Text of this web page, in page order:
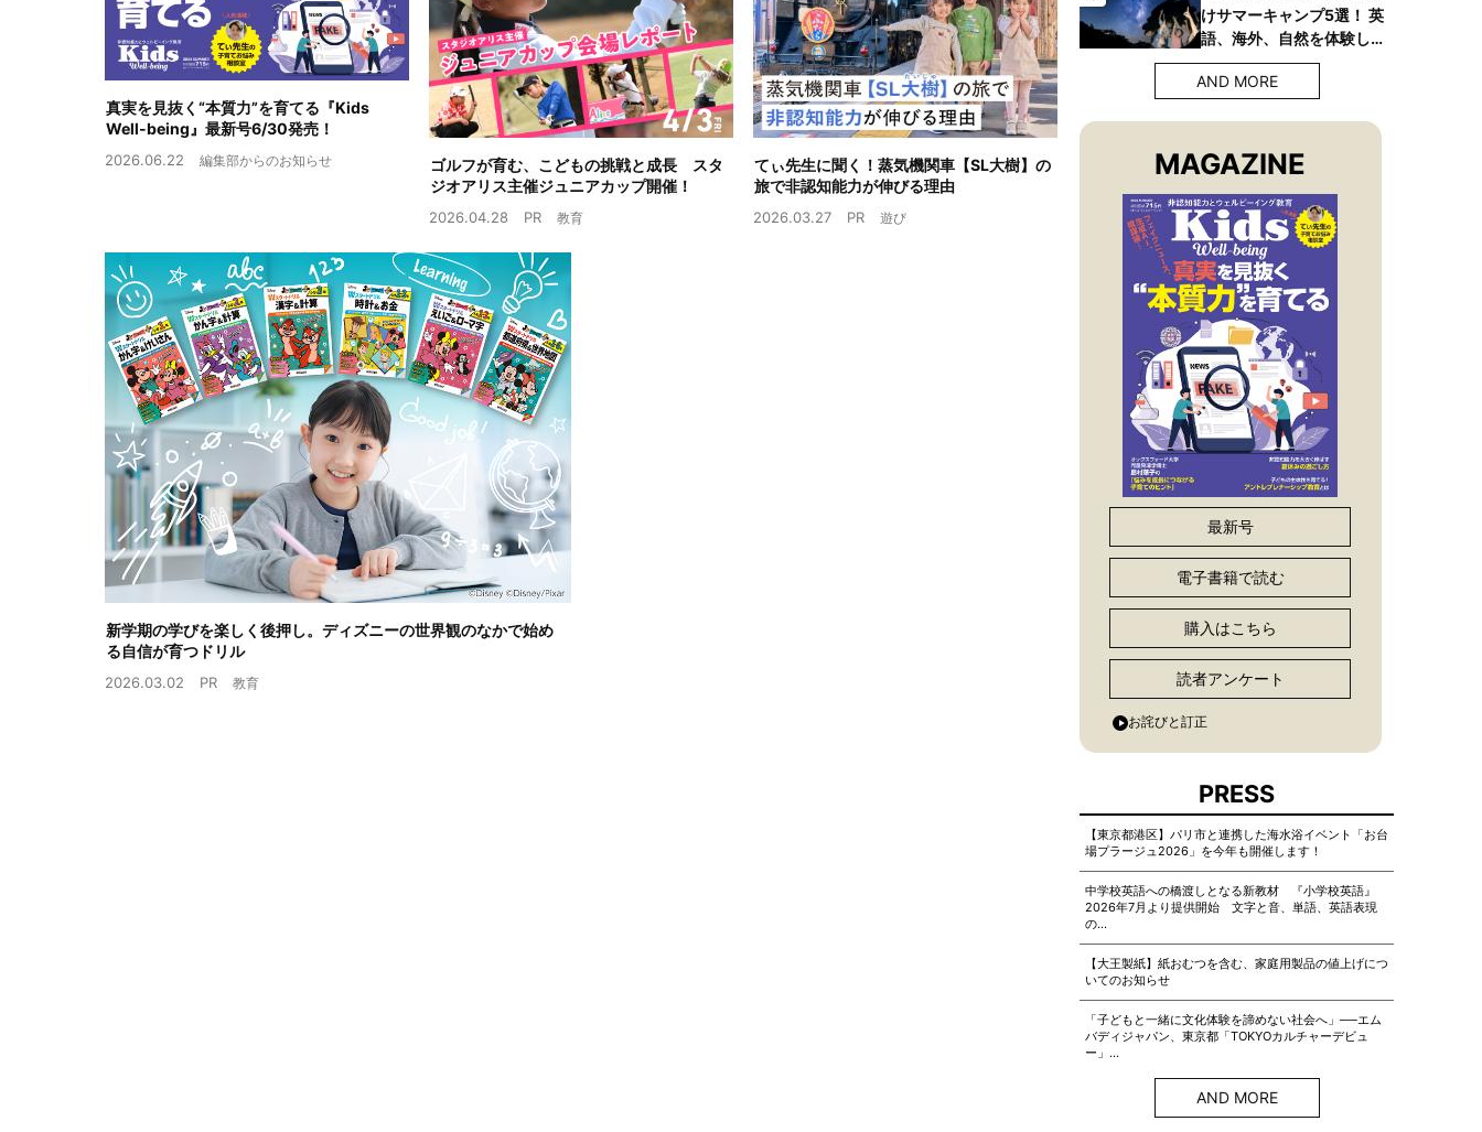
真実を見抜く“本質力”を育てる『Kids
Well-being』最新号6/30発売！
2026.06.22 編集部からのお知らせ
ゴルフが育む、こどもの挑戦と成長 スタ
ジオアリス主催ジュニアカップ開催！
2026.04.28 PR 教育
てぃ先生に聞く！蒸気機関車【SL大樹】の
旅で非認知能力が伸びる理由
2026.03.27 PR 遊び
新学期の学びを楽しく後押し。ディズニーの世界観のなかで始め
る自信が育つドリル
2026.03.02 PR 教育
けサマーキャンプ5選！ 英
語、海外、自然を体験しよ
う！
AND MORE
MAGAZINE
最新号
電子書籍で読む
購入はこちら
読者アンケート
お詫びと訂正
PRESS
【東京都港区】パリ市と連携した海水浴イベント「お台
場プラージュ2026」を今年も開催します！
中学校英語への橋渡しとなる新教材 『小学校英語』
2026年7月より提供開始 文字と音、単語、英語表現
の…
【大王製紙】紙おむつを含む、家庭用製品の値上げにつ
いてのお知らせ
「子どもと一緒に文化体験を諦めない社会へ」──エム
バディジャパン、東京都「TOKYOカルチャーデビュ
ー」…
AND MORE